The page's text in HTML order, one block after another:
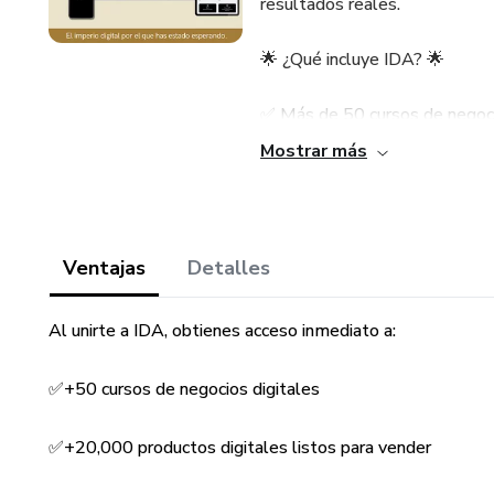
🌟 ¿Qué incluye IDA? 🌟
✅ Más de 50 cursos de
áreas.
crecimiento digital.
✅ Acceso exclusivo a
Mostrar más
Ventajas Detalles
Al unirte a IDA, obtienes acceso inmediato a:
✅+50 cursos de negocios digitales
✅+20,000 productos digitales listos para vender